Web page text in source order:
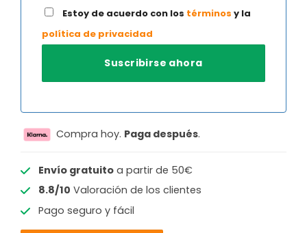
Estoy de acuerdo con los términos y la
política de privacidad
Compra hoy. Paga después.
Envío gratuitoa partir de 50€
8.8/10 Valoración de los clientes
Pago seguro y fácil